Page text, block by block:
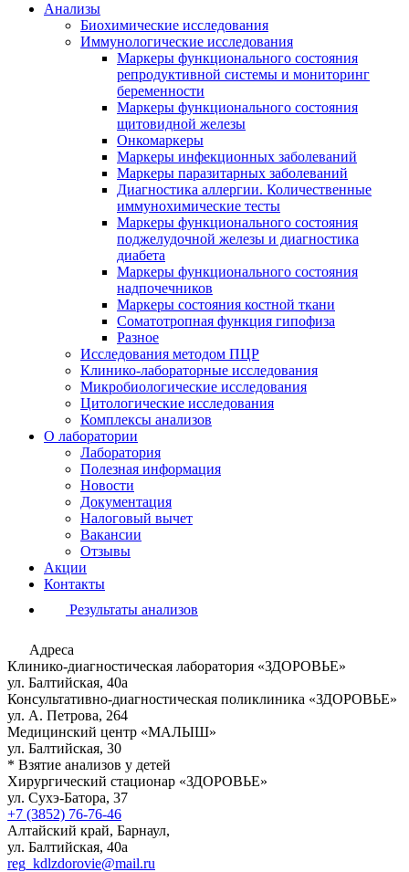
Анализы
Биохимические исследования
Иммунологические исследования
Маркеры функционального состояния
репродуктивной системы и мониторинг
беременности
Маркеры функционального состояния
щитовидной железы
Онкомаркеры
Маркеры инфекционных заболеваний
Маркеры паразитарных заболеваний
Диагностика аллергии. Количественные
иммунохимические тесты
Маркеры функционального состояния
поджелудочной железы и диагностика
диабета
Маркеры функционального состояния
надпочечников
Маркеры состояния костной ткани
Соматотропная функция гипофиза
Разное
Исследования методом ПЦР
Клинико-лабораторные исследования
Микробиологические исследования
Цитологические исследования
Комплексы анализов
О лаборатории
Лаборатория
Полезная информация
Новости
Документация
Налоговый вычет
Вакансии
Отзывы
Акции
Контакты
Результаты анализов
Адреса
Клинико-диагностическая лаборатория «ЗДОРОВЬЕ»
ул. Балтийская, 40а
Консультативно-диагностическая поликлиника «ЗДОРОВЬЕ»
ул. А. Петрова, 264
Медицинский центр «МАЛЫШ»
ул. Балтийская, 30
* Взятие анализов у детей
Хирургический стационар «ЗДОРОВЬЕ»
ул. Сухэ-Батора, 37
+7 (3852) 76-76-46
Алтайский край, Барнаул,
ул. Балтийская, 40а
reg_kdlzdorovie@mail.ru